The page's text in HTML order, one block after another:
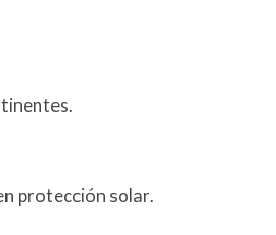
protección solar.